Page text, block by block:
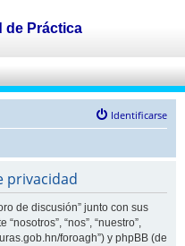
Identificarse
privacidad
de discusión” junto con sus
“nos”, “nuestro”,
foroagh”) y phpBB (de